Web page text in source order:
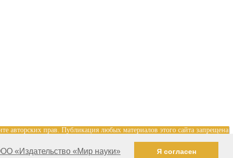
«Издательство «Мир науки» Я согласен
прав. Публикация любых материалов этого сайта запрещена